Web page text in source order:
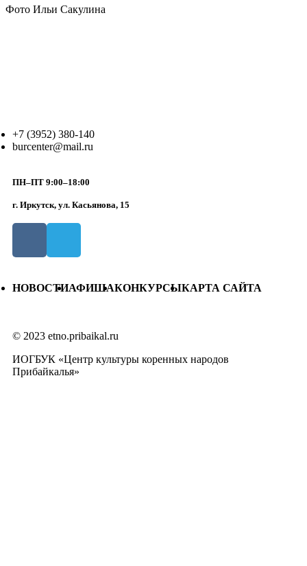
Фото Ильи Сакулина
+7 (3952) 380-140
burcenter@mail.ru
ПН–ПТ 9:00–18:00
г. Иркутск, ул. Касьянова, 15
НОВОСТИАФИШАКОНКУРСЫКАРТА САЙТА
© 2023 etno.pribaikal.ru
ИОГБУК «Центр культуры коренных народов
Прибайкалья»